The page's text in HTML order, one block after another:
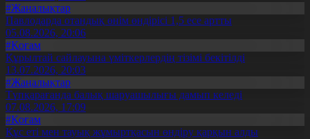
#Жаңалықтар
Павлодарда отандық өнім өндірісі 1,5 есе артты
05.08.2026, 20:06
#Қоғам
Құрылтай сайлауына үміткерлердің тізімі бекітілді
13.07.2026, 20:03
#Жаңалықтар
Түпқарағанда балық шаруашылығы дамып келеді
07.08.2026, 17:09
#Қоғам
Құс еті мен тауық жұмыртқасын өндіру қарқын алды